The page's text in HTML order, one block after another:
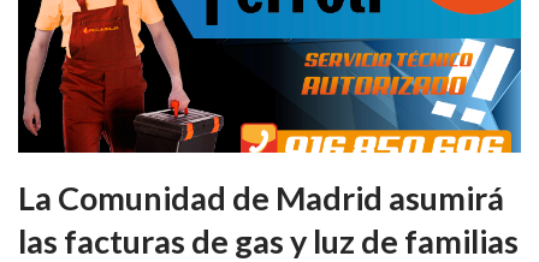
La Comunidad de Madrid asumirá
las facturas de gas y luz de familias